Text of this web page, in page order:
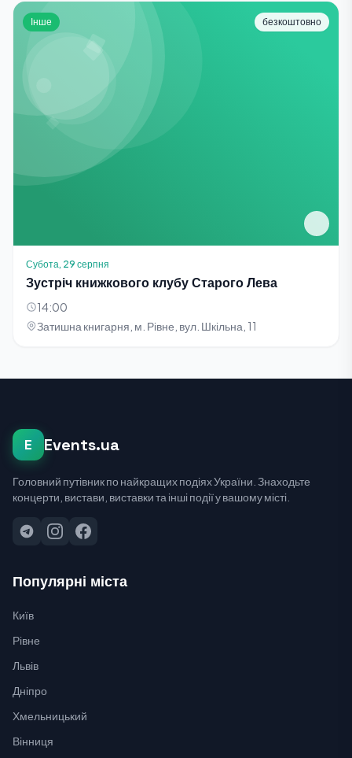
Інше безкоштовно
Субота, 29 серпня
Зустріч книжкового клубу Старого Лева
14:00
Затишна книгарня, м. Рівне, вул. Шкільна, 11
E Events.ua
Головний путівник по найкращих подіях України. Знаходьте
концерти, вистави, виставки та інші події у вашому місті.
Популярні міста
Київ
Рівне
Львів
Дніпро
Хмельницький
Вінниця